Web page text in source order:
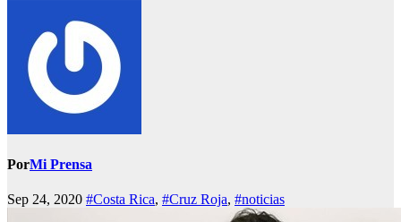
PorMi Prensa
Sep 24, 2020 #Costa Rica, #Cruz Roja, #noticias